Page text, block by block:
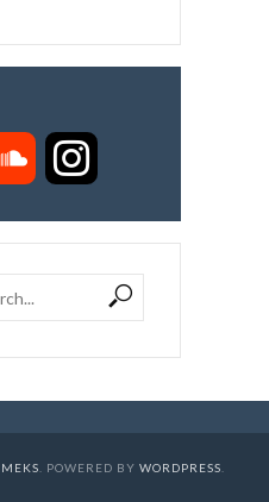
MEKS . POWERED BY WORDPRESS